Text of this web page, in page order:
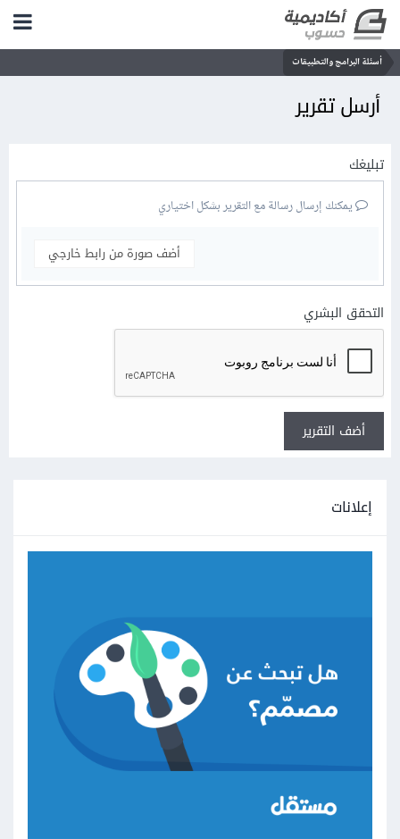
أسئلة البرامج والتطبيقات
أرسل تقرير
تبليغك
يمكنك إرسال رسالة مع التقرير بشكل اختياري
أضف صورة من رابط خارجي
التحقق البشري
أضف التقرير
إعلانات